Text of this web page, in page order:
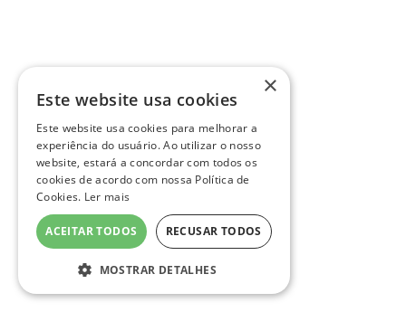
×
Este website usa cookies
Este website usa cookies para melhorar a
experiência do usuário. Ao utilizar o nosso
website, estará a concordar com todos os
cookies de acordo com nossa Política de
Cookies. Ler mais
ACEITAR TODOS RECUSAR TODOS
MOSTRAR DETALHES